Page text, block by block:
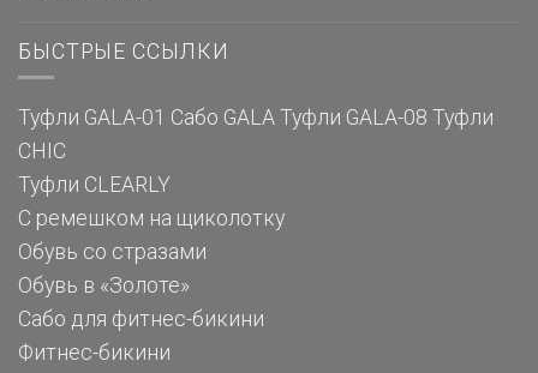
БЫСТРЫЕ ССЫЛКИ
Туфли GALA-01 Сабо GALA Туфли GALA-08 Туфли
CHIC
Туфли CLEARLY
С ремешком на щиколотку
Обувь со стразами
Обувь в «Золоте»
Сабо для фитнес-бикини
Фитнес-бикини